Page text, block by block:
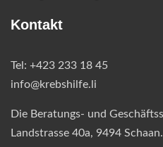
Kontakt
Tel: +423 233 18 45
info@krebshilfe.li
Die Beratungs- und
Landstrasse 40a, 9494 Schaan.